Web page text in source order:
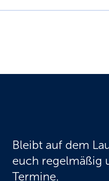
Bleibt auf dem
euch regelmäßig
Termine.